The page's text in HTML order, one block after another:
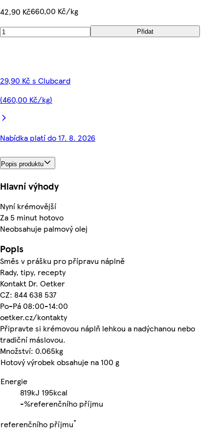
42,90 Kč660,00 Kč/kg
Přidat
29,90 Kč s Clubcard
(460,00 Kč/kg)
Nabídka platí do 17. 8. 2026
Popis produktu
Hlavní výhody
Nyní krémovější
Za 5 minut hotovo
Neobsahuje palmový olej
Popis
Směs v prášku pro přípravu náplně
Rady, tipy, recepty
Kontakt Dr. Oetker
CZ: 844 638 537
Po-Pá 08:00-14:00
oetker.cz/kontakty
Připravte si krémovou náplň lehkou a nadýchanou nebo
tradiční máslovou.
Množství: 0.065kg
Hotový výrobek obsahuje na 100 g
Energie
819kJ 195kcal
-%referenčního příjmu
referenčního příjmu*